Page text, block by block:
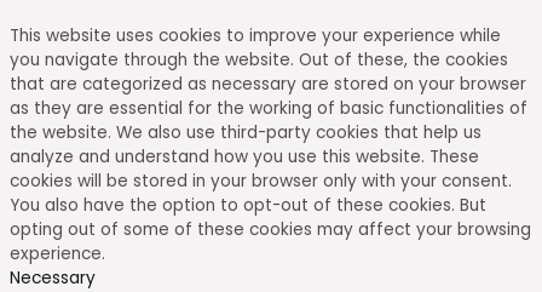
This website uses cookies to improve your experience while
you navigate through the website. Out of these, the cookies
that are categorized as necessary are stored on your browser
as they are essential for the working of basic functionalities of
the website. We also use third-party cookies that help us
analyze and understand how you use this website. These
cookies will be stored in your browser only with your consent.
You also have the option to opt-out of these cookies. But
opting out of some of these cookies may affect your browsing
experience.
Necessary